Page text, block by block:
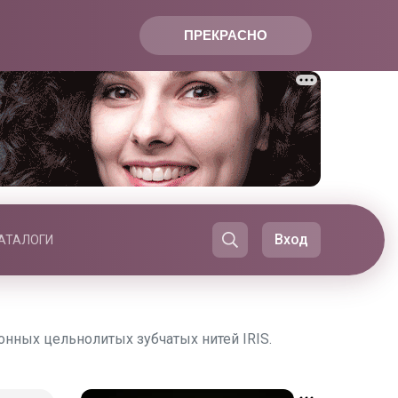
ПРЕКРАСНО
Вход
цельнолитых зубчатых нитей IRIS.